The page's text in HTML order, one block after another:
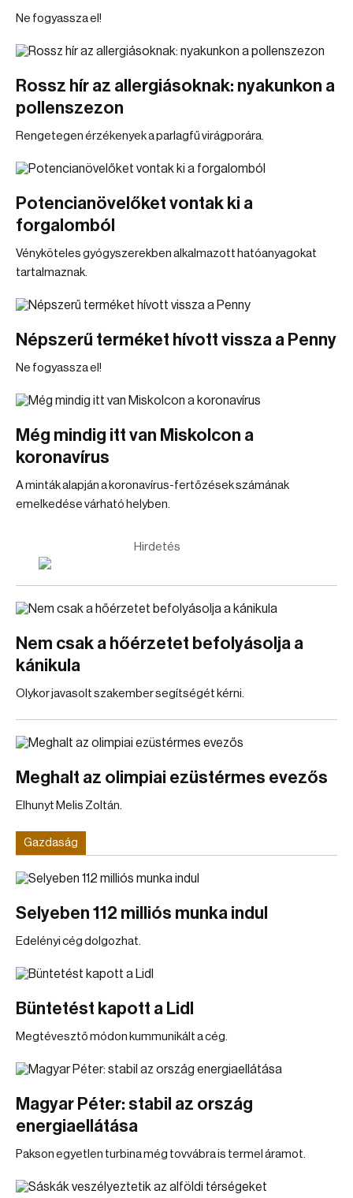
Ne fogyassza el!
Rossz hír az allergiásoknak: nyakunkon a
pollenszezon
Rengetegen érzékenyek a parlagfű virágporára.
Potencianövelőket vontak ki a
forgalomból
Vényköteles gyógyszerekben alkalmazott hatóanyagokat
tartalmaznak.
Népszerű terméket hívott vissza a Penny
Ne fogyassza el!
Még mindig itt van Miskolcon a
koronavírus
A minták alapján a koronavírus-fertőzések számának
emelkedése várható helyben.
Hirdetés
Nem csak a hőérzetet befolyásolja a
kánikula
Olykor javasolt szakember segítségét kérni.
Meghalt az olimpiai ezüstérmes evezős
Elhunyt Melis Zoltán.
Gazdaság
Selyeben 112 milliós munka indul
Edelényi cég dolgozhat.
Büntetést kapott a Lidl
Megtévesztő módon kummunikált a cég.
Magyar Péter: stabil az ország
energiaellátása
Pakson egyetlen turbina még tovvábra is termel áramot.